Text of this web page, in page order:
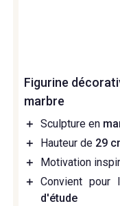
Figurine
marbre
＋ Sculpture en
＋
Hauteur de 29
＋
Motivation
＋ Convient pour
d'étude